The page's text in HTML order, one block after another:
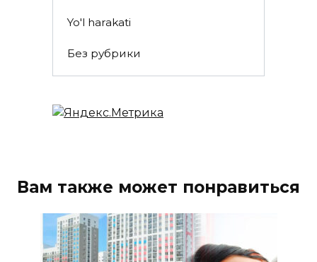
Yo'l harakati
Без рубрики
Вам также может понравиться